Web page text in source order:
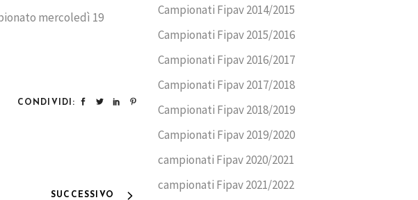
mercoledì 19
CONDIVIDI:
SUCCESSIVO
Campionati Fipav 2014/2015
Campionati Fipav 2015/2016
Campionati Fipav 2016/2017
Campionati Fipav 2017/2018
Campionati Fipav 2018/2019
Campionati Fipav 2019/2020
campionati Fipav 2020/2021
campionati Fipav 2021/2022